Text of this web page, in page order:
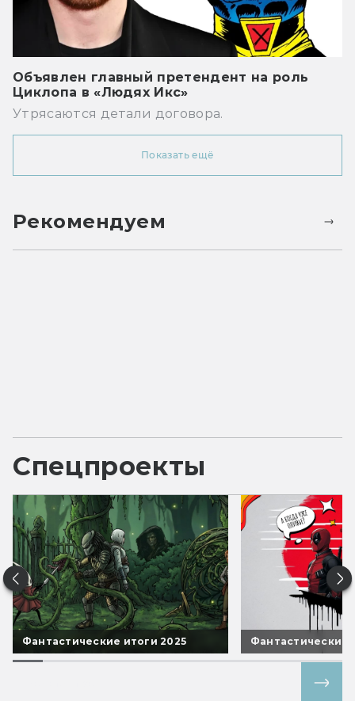
Объявлен главный претендент на роль
Циклопа в «Людях Икс»
Утрясаются детали договора.
Показать ещё
Рекомендуем
Спецпроекты
Фантастические итоги 2025 Фантастические